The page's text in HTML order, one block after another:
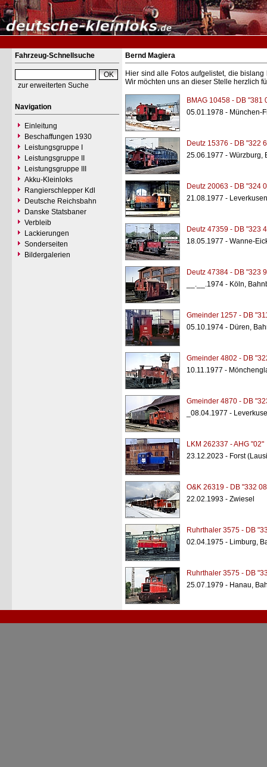
Fahrzeug-Schnellsuche
zur erweiterten Suche
Navigation
Einleitung
Beschaffungen 1930
Leistungsgruppe I
Leistungsgruppe II
Leistungsgruppe III
Akku-Kleinloks
Rangierschlepper Kdl
Deutsche Reichsbahn
Danske Statsbaner
Verbleib
Lackierungen
Sonderseiten
Bildergalerien
Bernd Magiera
Hier sind alle Fotos aufgelistet, die
Wir möchten uns an dieser Stelle herzlich
BMAG 10458 - DB "381
05.01.1978 - München-
Deutz 15376 - DB "322
25.06.1977 - Würzburg,
Deutz 20063 - DB "324
21.08.1977 -
Deutz 47359 - DB "323
18.05.1977 - Wanne-
Deutz 47384 - DB "323
__.__.1974 - Köln,
Gmeinder 1257 - DB
05.10.1974 - Düren,
Gmeinder 4802 - DB
10.11.1977 -
Gmeinder 4870 - DB
_08.04.1977 -
LKM 262337 - AHG "02"
23.12.2023 - Forst
O&K 26319 - DB "332
22.02.1993 - Zwiesel
Ruhrthaler 3575 - DB
02.04.1975 - Limburg,
Ruhrthaler 3575 - DB
25.07.1979 - Hanau,